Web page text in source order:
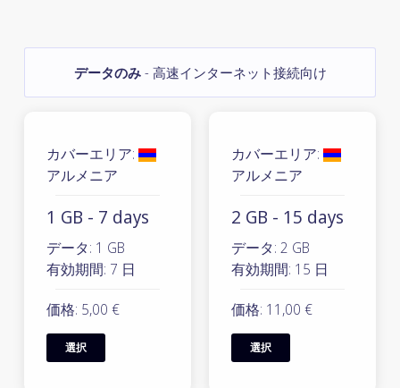
データのみ- 高速インターネット接続向け
カバーエリア:
アルメニア
1 GB - 7 days
データ: 1 GB
有効期間: 7 日
価格: 5,00 €
選択
カバーエリア:
アルメニア
2 GB - 15 days
データ: 2 GB
有効期間: 15 日
価格: 11,00 €
選択